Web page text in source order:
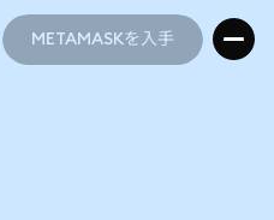
METAMASKを入手